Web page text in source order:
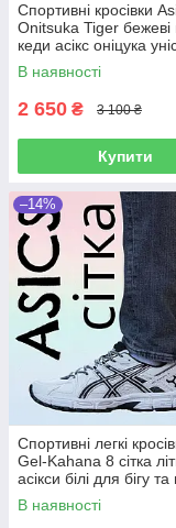
Спортивні кросівки
Onitsuka Tiger бежеві
кеди асікс оніцука
В наявності
2 650 ₴ 3 100 ₴
Купити
–14%
Спортивні легкі
Gel-Kahana 8 сітка
асікси білі для бігу та
кожен день
В наявності